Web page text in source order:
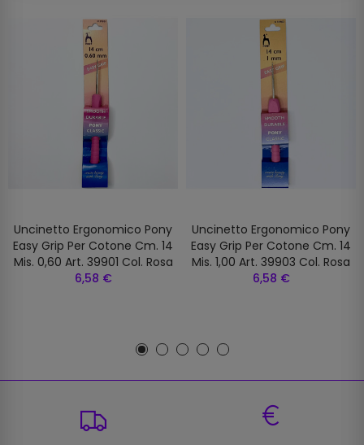
Uncinetto Ergonomico Pony
Easy Grip Per Cotone Cm. 14
Mis. 0,60 Art. 39901 Col. Rosa
6,58 €
Uncinetto Ergonomico Pony
Easy Grip Per Cotone Cm. 14
Mis. 1,00 Art. 39903 Col. Rosa
6,58 €